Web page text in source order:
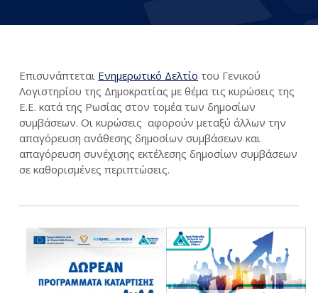
Επισυνάπτεται Ενημερωτικό Δελτίο του Γενικού
Λογιστηρίου της Δημοκρατίας με θέμα τις κυρώσεις της
Ε.Ε. κατά της Ρωσίας στον τομέα των δημοσίων
συμβάσεων. Οι κυρώσεις αφορούν μεταξύ άλλων την
απαγόρευση ανάθεσης δημοσίων συμβάσεων και
απαγόρευση συνέχισης εκτέλεσης δημοσίων συμβάσεων
σε καθορισμένες περιπτώσεις.